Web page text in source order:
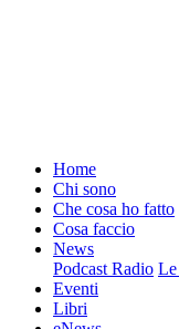
Home
Chi sono
Che cosa ho fatto
Cosa faccio
News
Podcast Radio Le
Eventi
Libri